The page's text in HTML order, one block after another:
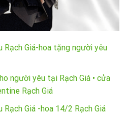
Rạch Giá-hoa tặng người yêu
người yêu tại Rạch Giá • cửa
Rạch Giá
Giá -hoa 14/2 Rạch Giá